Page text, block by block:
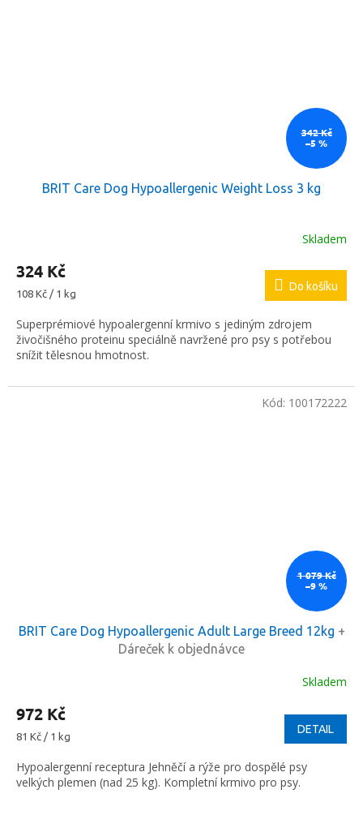
342 Kč
–5 %
BRIT Care Dog Hypoallergenic Weight Loss 3 kg
Skladem
324 Kč
Měrná
108 Kč / 1 kg
Do košíku
Superprémiové hypoalergenní krmivo s jediným zdrojem
živočišného proteinu speciálně navržené pro psy s potřebou
snížit tělesnou hmotnost.
1 079 Kč
–9 %
BRIT Care Dog Hypoallergenic Adult Large Breed 12kg +
Dáreček k objednávce
Skladem
972 Kč
Měrná
81 Kč / 1 kg
DETAIL
Hypoalergenní receptura Jehněčí a rýže pro dospělé psy
velkých plemen (nad 25 kg). Kompletní krmivo pro psy.
Kód: 100172222